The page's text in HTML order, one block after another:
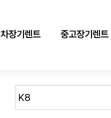
장기렌트 중고장기렌트